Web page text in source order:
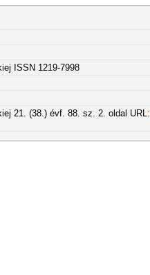
ISSN 1219-7998
21. (38.) évf. 88. sz. 2. oldal URL: